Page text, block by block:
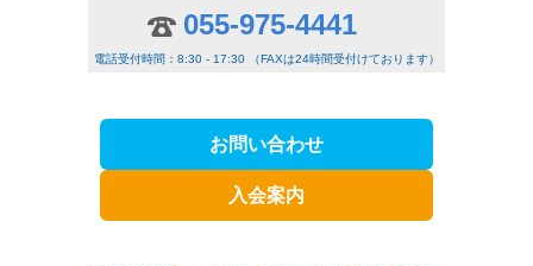
055-975-4441
電話受付時間：8:30 - 17:30 （FAXは24時間受付けております）
お問い合わせ
入会案内